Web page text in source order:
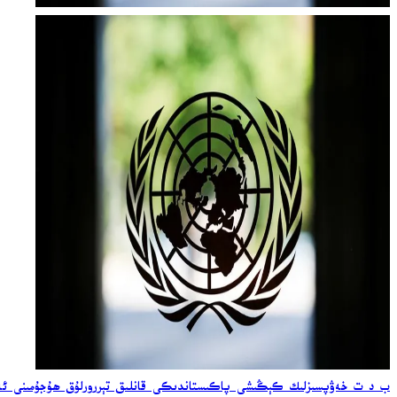
ب د ت خەۋپسىزلىك كېڭىشى پاكىستاندىكى قانلىق تېررورلۇق ھۇجۇمىنى